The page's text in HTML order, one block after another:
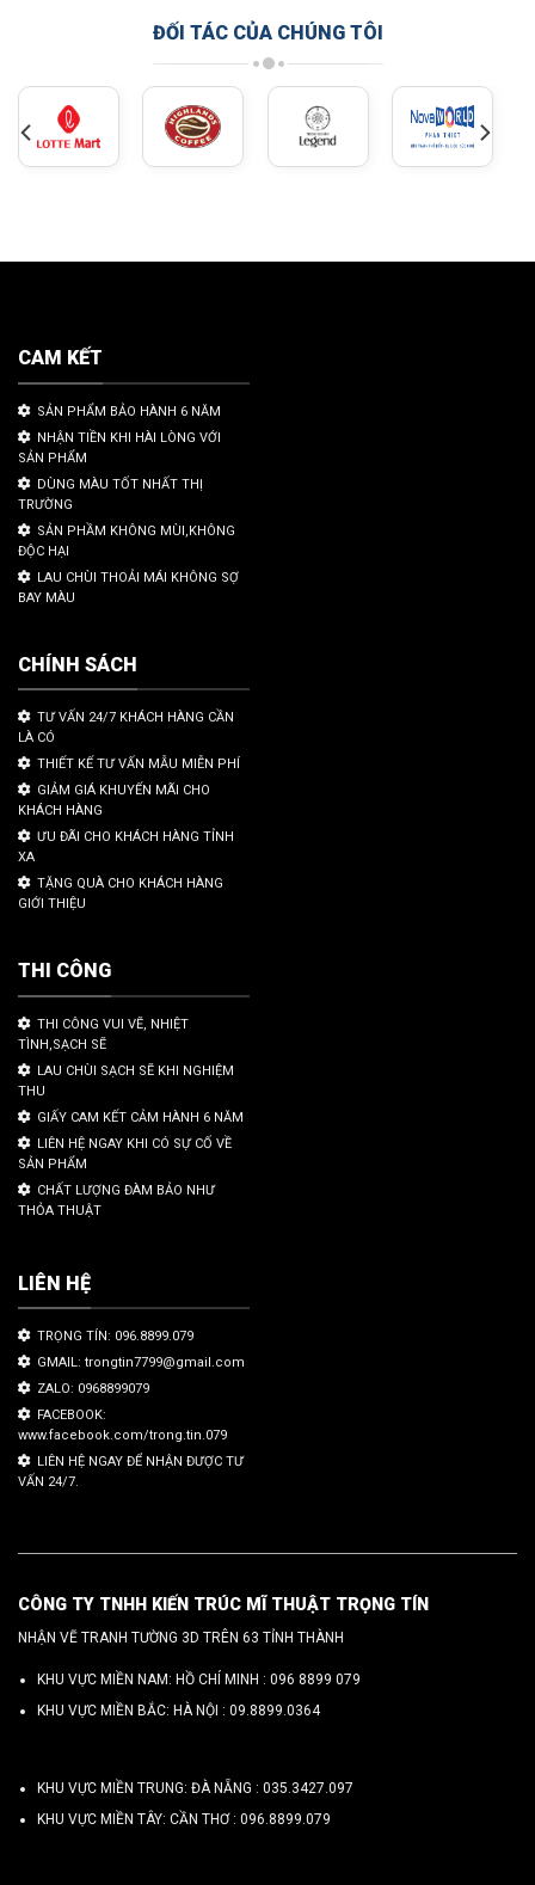
ĐỐI TÁC CỦA CHÚNG TÔI
CAM KẾT
SẢN PHẨM BẢO HÀNH 6 NĂM
NHẬN TIỀN KHI HÀI LÒNG VỚI
SẢN PHẨM
DÙNG MÀU TỐT NHẤT THỊ
TRƯỜNG
SẢN PHẦM KHÔNG MÙI,KHÔNG
ĐỘC HẠI
LAU CHÙI THOẢI MÁI KHÔNG SỢ
BAY MÀU
CHÍNH SÁCH
TƯ VẤN 24/7 KHÁCH HÀNG CẦN
LÀ CÓ
THIẾT KẾ TƯ VẤN MẪU MIỄN PHÍ
GIẢM GIÁ KHUYẾN MÃI CHO
KHÁCH HÀNG
ƯU ĐÃI CHO KHÁCH HÀNG TỈNH
XA
TẶNG QUÀ CHO KHÁCH HÀNG
GIỚI THIỆU
THI CÔNG
THI CÔNG VUI VẼ, NHIỆT
TÌNH,SẠCH SẼ
LAU CHÙI SẠCH SẼ KHI NGHIỆM
THU
GIẤY CAM KẾT CẢM HÀNH 6 NĂM
LIÊN HỆ NGAY KHI CÓ SỰ CỐ VỀ
SẢN PHẨM
CHẤT LƯỢNG ĐÀM BẢO NHƯ
THỎA THUẬT
LIÊN HỆ
TRỌNG TÍN: 096.8899.079
GMAIL: trongtin7799@gmail.com
ZALO: 0968899079
FACEBOOK:
www.facebook.com/trong.tin.079
LIÊN HỆ NGAY ĐỂ NHẬN ĐƯỢC TƯ
VẤN 24/7.
CÔNG TY TNHH KIẾN TRÚC MĨ THUẬT TRỌNG TÍN
NHẬN VẼ TRANH TƯỜNG 3D TRÊN 63 TỈNH THÀNH
KHU VỰC MIỀN NAM: HỒ CHÍ MINH : 096 8899 079
KHU VỰC MIỀN BẮC: HÀ NỘI : 09.8899.0364
KHU VỰC MIỀN TRUNG: ĐÀ NẴNG : 035.3427.097
KHU VỰC MIỀN TÂY: CẦN THƠ : 096.8899.079